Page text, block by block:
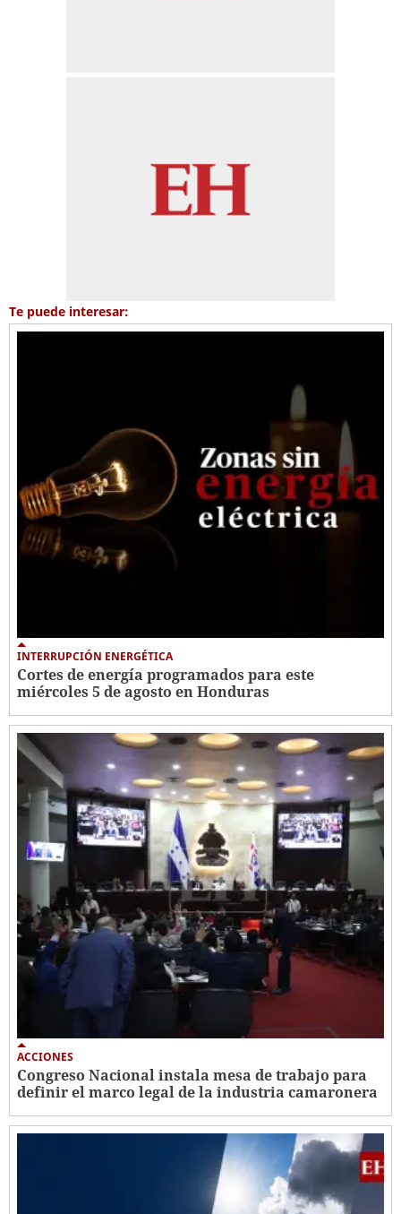
Te puede interesar:
INTERRUPCIÓN ENERGÉTICA
Cortes de energía programados para este
miércoles 5 de agosto en Honduras
ACCIONES
Congreso Nacional instala mesa de trabajo para
definir el marco legal de la industria camaronera